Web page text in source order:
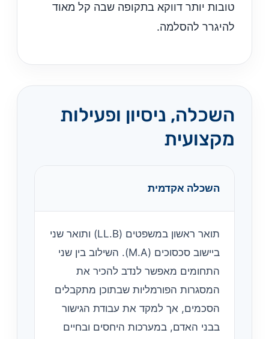
טובות יותר דווקא בתקופה שבה קל מאוד
להיגרר להסלמה.
השכלה, ניסיון ופעילות
מקצועית
השכלה אקדמית
תואר ראשון במשפטים (LL.B) ותואר שני
ביישוב סכסוכים (M.A). השילוב בין שני
התחומים מאפשר לנדב להכיר את
המסגרות הפורמליות שבתוכן מתקבלים
הסכמים, אך למקד את עבודת הגישור
בבני האדם, במערכות היחסים ובחיים